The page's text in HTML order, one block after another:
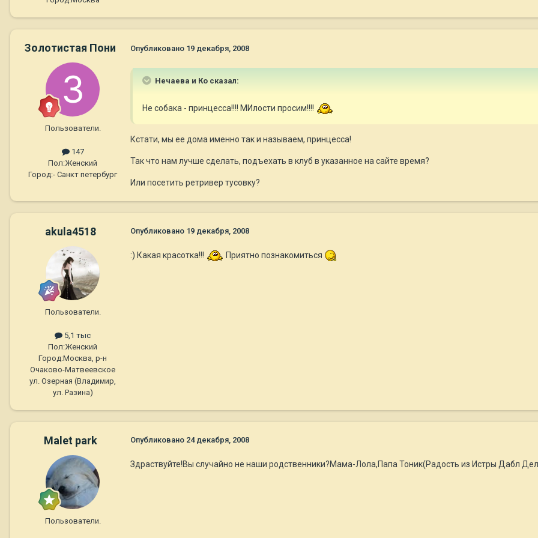
Золотистая Пони
Пользователи.
147
Пол:Женский
Город:- Санкт петербург
Опубликовано 19 декабря, 2008
Нечаева и Ко сказал:
Не собака - принцесса!!!! МИлости просим!!!!
Кстати, мы ее дома именно так и называем, принцесса!
Так что нам лучше сделать, подъехать в клуб в указанное на сайте время?
Или посетить ретривер тусовку?
akula4518
Пользователи.
5,1 тыс
Пол:Женский
Город:Москва, р-н
Очаково-Матвеевское
ул. Озерная (Владимир,
ул. Разина)
Опубликовано 19 декабря, 2008
:) Какая красотка!!! Приятно познакомиться
Malet park
Пользователи.
Опубликовано 24 декабря, 2008
Здраствуйте!Вы случайно не наши родственники?Мама-Лола,Папа Тоник(Радость из Истры Дабл